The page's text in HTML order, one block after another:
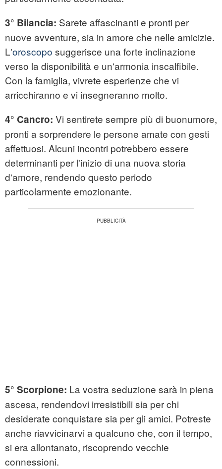
3° Bilancia: Sarete affascinanti e pronti per
nuove avventure, sia in amore che nelle amicizie.
L'oroscopo suggerisce una forte inclinazione
verso la disponibilità e un'armonia inscalfibile.
Con la famiglia, vivrete esperienze che vi
arricchiranno e vi insegneranno molto.
4° Cancro: Vi sentirete sempre più di buonumore,
pronti a sorprendere le persone amate con gesti
affettuosi. Alcuni incontri potrebbero essere
determinanti per l'inizio di una nuova storia
d'amore, rendendo questo periodo
particolarmente emozionante.
5° Scorpione: La vostra seduzione sarà in piena
ascesa, rendendovi irresistibili sia per chi
desiderate conquistare sia per gli amici. Potreste
anche riavvicinarvi a qualcuno che, con il tempo,
si era allontanato, riscoprendo vecchie
connessioni.